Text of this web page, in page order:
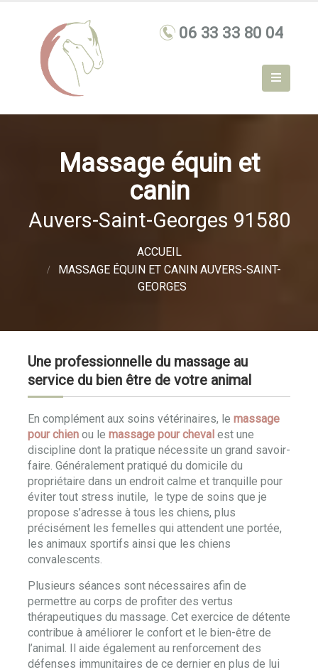
Massage équin et
canin
Auvers-Saint-Georges 91580
ACCUEIL
MASSAGE ÉQUIN ET CANIN AUVERS-SAINT-
GEORGES
Une professionnelle du massage au
service du bien être de votre animal
En complément aux soins vétérinaires, le massage
pour chien ou le massage pour cheval est une
discipline dont la pratique nécessite un grand savoir-
faire. Généralement pratiqué du domicile du
propriétaire dans un endroit calme et tranquille pour
éviter tout stress inutile, le type de soins que je
propose s’adresse à tous les chiens, plus
précisément les femelles qui attendent une portée,
les animaux sportifs ainsi que les chiens
convalescents.
Plusieurs séances sont nécessaires afin de
permettre au corps de profiter des vertus
thérapeutiques du massage. Cet exercice de détente
contribue à améliorer le confort et le bien-être de
l’animal. Il aide également au renforcement des
défenses immunitaires de ce dernier en plus de lui